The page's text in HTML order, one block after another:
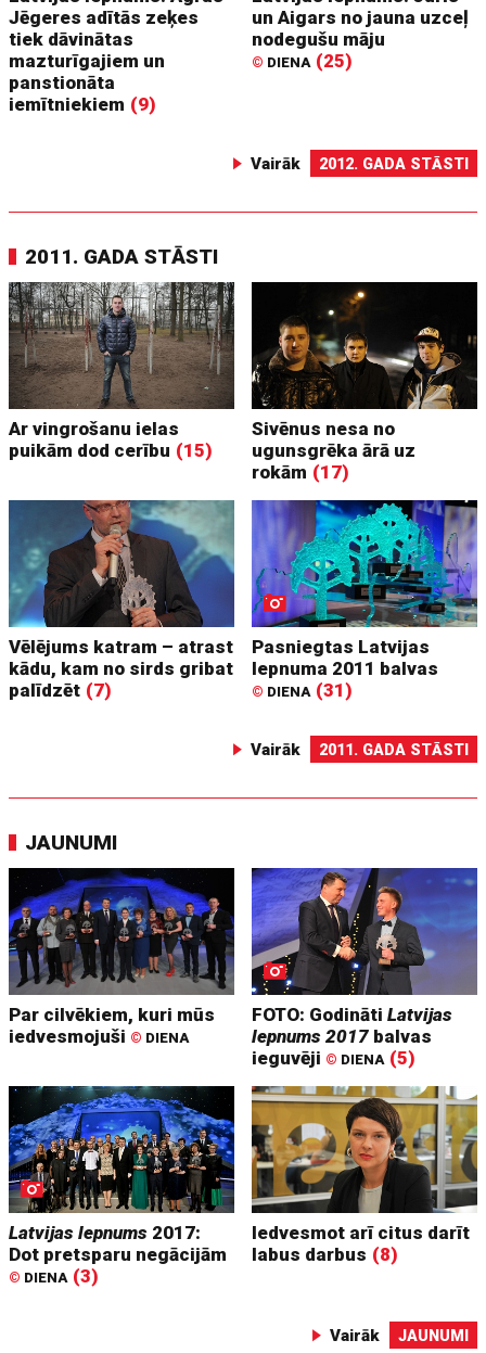
Jēgeres adītās zeķes
tiek dāvinātas
mazturīgajiem un
panstionāta
iemītniekiem (9)
un Aigars no jauna uzceļ
nodegušu māju
© DIENA (25)
Vairāk 2012. GADA STĀSTI
2011. GADA STĀSTI
Ar vingrošanu ielas
puikām dod cerību (15)
Sivēnus nesa no
ugunsgrēka ārā uz
rokām (17)
Vēlējums katram – atrast
kādu, kam no sirds gribat
palīdzēt (7)
Pasniegtas Latvijas
lepnuma 2011 balvas
© DIENA (31)
Vairāk 2011. GADA STĀSTI
JAUNUMI
Par cilvēkiem, kuri mūs
iedvesmojuši © DIENA
FOTO: GodinātiLatvijas
lepnums 2017 balvas
ieguvēji © DIENA (5)
Latvijas lepnums 2017:
Dot pretsparu negācijām
© DIENA (3)
Iedvesmot arī citus darīt
labus darbus (8)
Vairāk JAUNUMI